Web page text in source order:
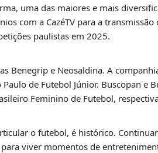
uma das maiores e mais
com a CazéTV para a
paulistas em 2025.
Benegrip e Neosaldina. A
de Futebol Júnior. Buscopan e
Feminino de Futebol,
o futebol, é histórico.
viver momentos de